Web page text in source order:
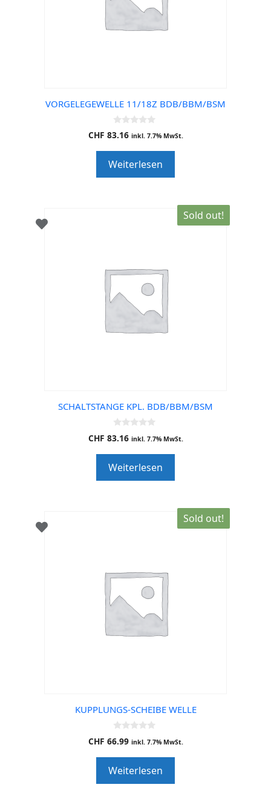
VORGELEGEWELLE 11/18Z BDB/BBM/BSM
0
o
o
f
5
CHF 83.16 inkl. 7.7% MwSt.
Weiterlesen
Sold out!
SCHALTSTANGE KPL. BDB/BBM/BSM
0
o
o
f
5
CHF 83.16 inkl. 7.7% MwSt.
Weiterlesen
Sold out!
KUPPLUNGS-SCHEIBE WELLE
0
o
o
f
5
CHF 66.99 inkl. 7.7% MwSt.
Weiterlesen